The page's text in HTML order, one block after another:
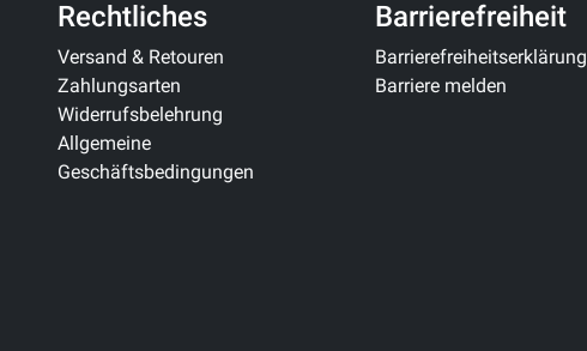
Rechtliches
Versand & Retouren
Zahlungsarten
Widerrufsbelehrung
Allgemeine
Geschäftsbedingungen
Barrierefreiheit
Barrierefreiheitserklärung
Barriere melden